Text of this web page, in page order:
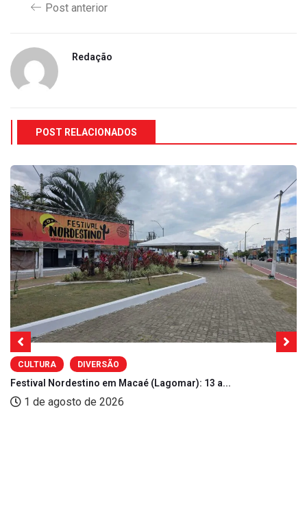
Post anterior
Redação
POST RELACIONADOS
CULTURA DIVERSÃO
Festival Nordestino em Macaé (Lagomar): 13 a...
1 de agosto de 2026